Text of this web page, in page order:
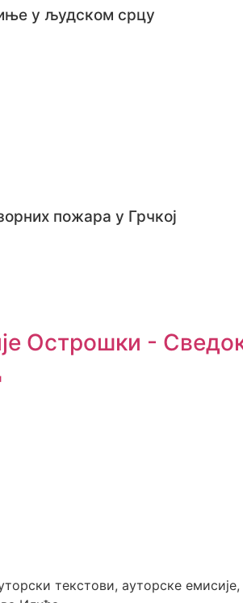
у људском срцу
пожара у Грчкој
Острошки -
текстови, ауторске